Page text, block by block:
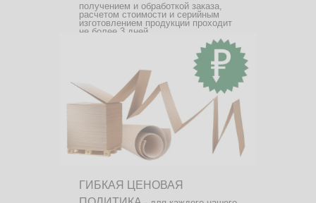
получением и обработкой заказа,
расчетом стоимости и серийным
изготовлением продукции проходит
не более 3 дней.
ГИБКАЯ ЦЕНОВАЯ